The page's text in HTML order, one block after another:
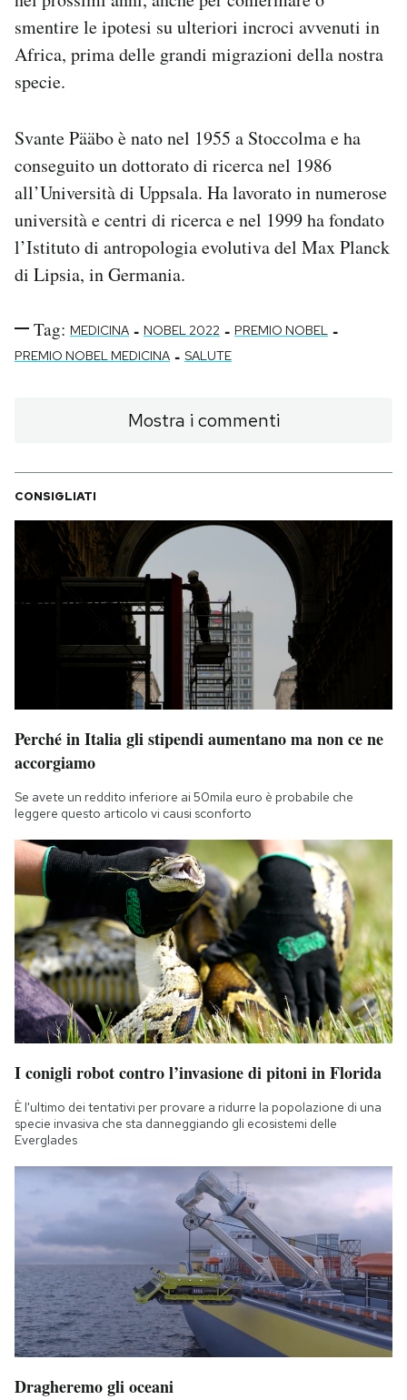
smentire le ipotesi su ulteriori incroci avvenuti in
Africa, prima delle grandi migrazioni della nostra
specie.
Svante Pääbo è nato nel 1955 a Stoccolma e ha
conseguito un dottorato di ricerca nel 1986
all’Università di Uppsala. Ha lavorato in numerose
università e centri di ricerca e nel 1999 ha fondato
l’Istituto di antropologia evolutiva del Max Planck
di Lipsia, in Germania.
Tag: MEDICINA - NOBEL 2022 - PREMIO NOBEL -
PREMIO NOBEL MEDICINA - SALUTE
Mostra i commenti
CONSIGLIATI
Perché in Italia gli stipendi aumentano ma non ce ne
accorgiamo
Se avete un reddito inferiore ai 50mila euro è probabile che
leggere questo articolo vi causi sconforto
I conigli robot contro l’invasione di pitoni in Florida
È l'ultimo dei tentativi per provare a ridurre la popolazione di una
specie invasiva che sta danneggiando gli ecosistemi delle
Everglades
Dragheremo gli oceani